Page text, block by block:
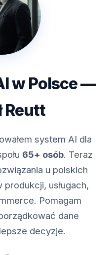
w Polsce —
Reutt
system AI dla
65+ osób. Teraz
u polskich
usługach,
Pomagam
dane
decyzje.